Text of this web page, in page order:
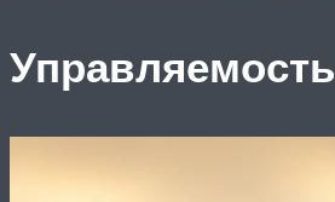
Управляемость